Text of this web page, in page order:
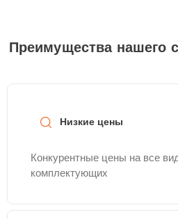
Преимущества нашего
Низкие цены
Конкурентные цены на все
комплектующих